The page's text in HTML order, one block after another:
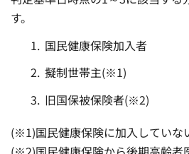
す。
国民健康保険加入者
擬制世帯主(※1)
旧国保被保険者(※2)
(※1)国民健康保険に加入していな